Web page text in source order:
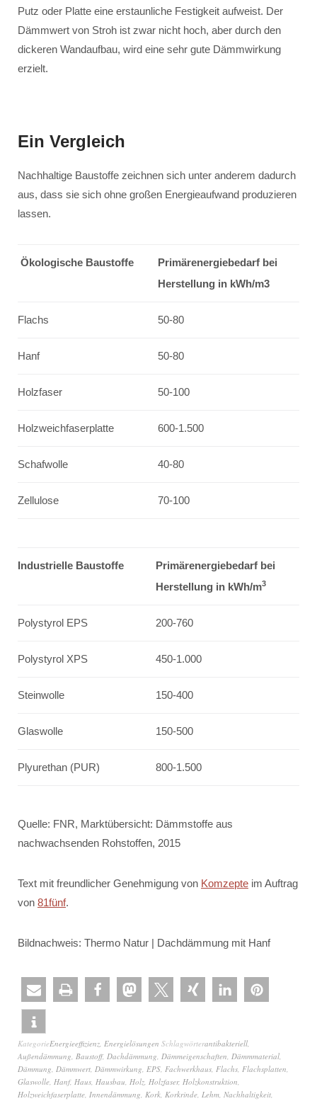
Putz oder Platte eine erstaunliche Festigkeit aufweist. Der
Dämmwert von Stroh ist zwar nicht hoch, aber durch den
dickeren Wandaufbau, wird eine sehr gute Dämmwirkung
erzielt.
Ein Vergleich
Nachhaltige Baustoffe zeichnen sich unter anderem dadurch
aus, dass sie sich ohne großen Energieaufwand produzieren
lassen.
Ökologische Baustoffe
Primärenergiebedarf bei
Herstellung in kWh/m3
Flachs 50-80
Hanf 50-80
Holzfaser 50-100
Holzweichfaserplatte 600-1.500
Schafwolle 40-80
Zellulose 70-100
Industrielle Baustoffe
Primärenergiebedarf bei
Herstellung in kWh/m3
Polystyrol EPS 200-760
Polystyrol XPS 450-1.000
Steinwolle 150-400
Glaswolle 150-500
Plyurethan (PUR) 800-1.500
Quelle: FNR, Marktübersicht: Dämmstoffe aus
nachwachsenden Rohstoffen, 2015
Text mit freundlicher Genehmigung von Komzepte im Auftrag
von 81fünf.
Bildnachweis: Thermo Natur | Dachdämmung mit Hanf
KategorieEnergieeffizienz, Energielösungen Schlagwörterantibakteriell,
Außendämmung, Baustoff, Dachdämmung, Dämmeigenschaften, Dämmmaterial,
Dämmung, Dämmwert, Dämmwirkung, EPS, Fachwerkhaus, Flachs, Flachsplatten,
Glaswolle, Hanf, Haus, Hausbau, Holz, Holzfaser, Holzkonstruktion,
Holzweichfaserplatte, Innendämmung, Kork, Korkrinde, Lehm, Nachhaltigkeit,